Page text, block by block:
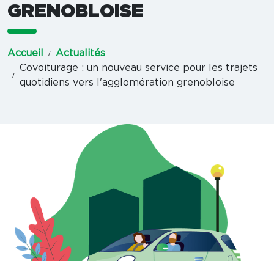
GRENOBLOISE
Accueil
Actualités
Covoiturage : un nouveau service pour les trajets
quotidiens vers l'agglomération grenobloise